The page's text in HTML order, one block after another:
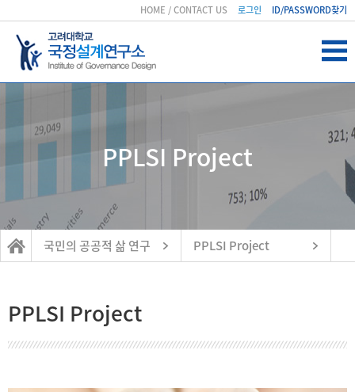
HOME /CONTACT US 로그인 ID/PASSWORD찾기
PPLSI Project
국민의 공공적 삶 연구 PPLSI Project
PPLSI Project